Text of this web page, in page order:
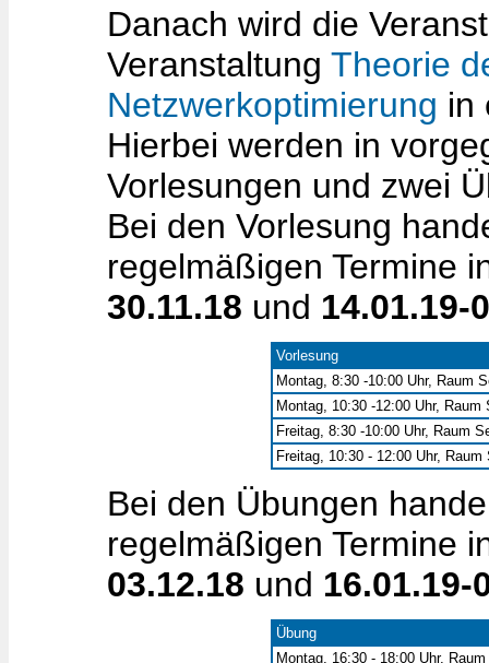
Danach wird die
Veranstaltung Theorie
Netzwerkoptimierung in
Hierbei werden in
Vorlesungen und zwei
Bei den Vorlesung
regelmäßigen Termine
30.11.18 und 14.01.19-
Vorlesung
Montag, 8:30 -10:00 Uhr, Raum
Montag, 10:30 -12:00 Uhr, Raum
Freitag, 8:30 -10:00 Uhr, Raum
Freitag, 10:30 - 12:00 Uhr, Raum
Bei den Übungen
regelmäßigen Termine
03.12.18 und 16.01.19-
Übung
Montag, 16:30 - 18:00 Uhr,